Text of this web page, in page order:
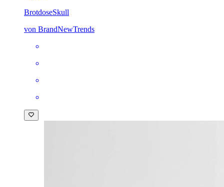
BrotdoseSkull
von BrandNewTrends